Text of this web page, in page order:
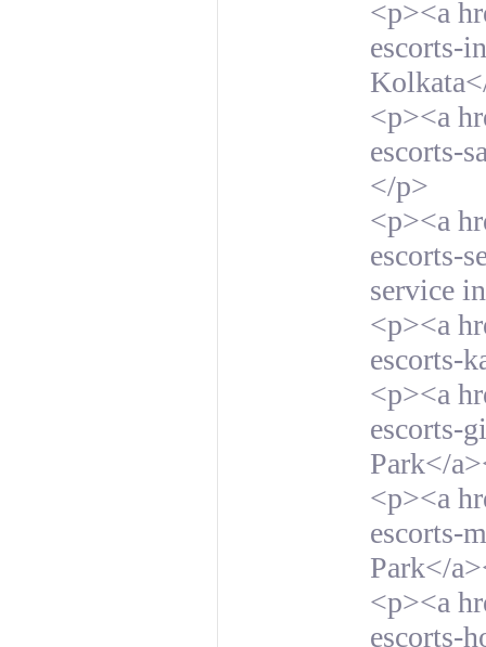
<p><a
escorts-
<p><a
escorts-
</p>
<p><a
escorts-
service
<p><a
escorts-
<p><a
escorts-
Park</
<p><a
escorts-
Park</
<p><a
escorts-